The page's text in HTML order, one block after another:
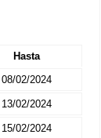
Hasta
08/02/2024
13/02/2024
15/02/2024